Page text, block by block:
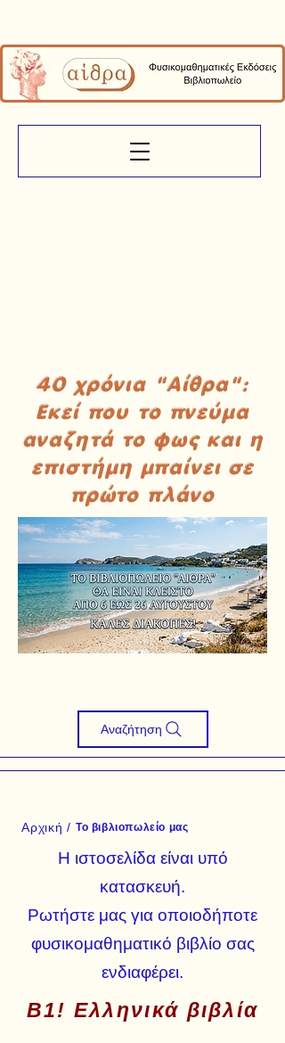
40 χρόνια "Αίθρα":
Εκεί που το πνεύμα
αναζητά το φως και η
επιστήμη μπαίνει σε
πρώτο πλάνο
Αναζήτηση
Αρχική / Το βιβλιοπωλείο μας
Η ιστοσελίδα είναι υπό
κατασκευή.
Ρωτήστε μας για οποιοδήποτε
φυσικομαθηματικό βιβλίο σας
ενδιαφέρει.
Β1! Ελληνικά βιβλία